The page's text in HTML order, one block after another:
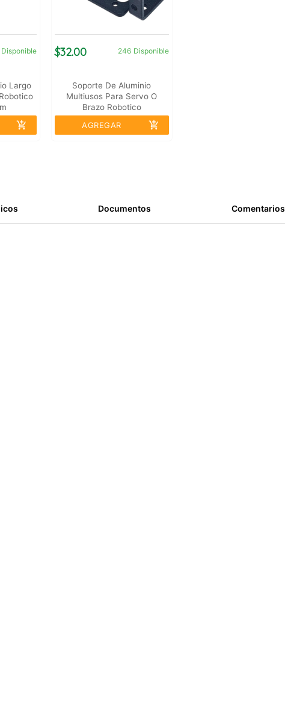
Disponible
Largo
add_shopping_cart
$32.00 246 Disponible
Soporte De Aluminio
Multiusos Para Servo O
Brazo Robotico
56x37x25.5mm
AGREGAR add_shopping_cart
Documentos Comentarios